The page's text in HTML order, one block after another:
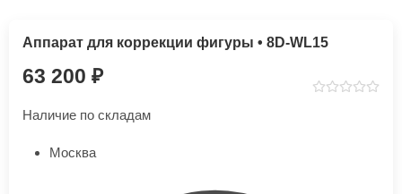
Аппарат для коррекции фигуры • 8D-WL15
63 200
Наличие по складам
Москва